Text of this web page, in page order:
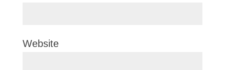
Website